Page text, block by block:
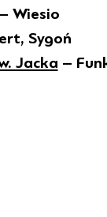
– Wiesio
Sygoń
Jacka –